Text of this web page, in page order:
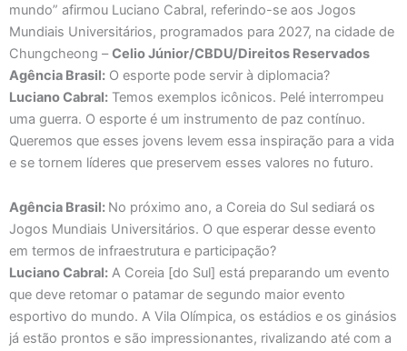
mundo” afirmou Luciano Cabral, referindo-se aos Jogos
Mundiais Universitários, programados para 2027, na cidade de
Chungcheong –Celio Júnior/CBDU/Direitos Reservados
Agência Brasil: O esporte pode servir à diplomacia?
Luciano Cabral: Temos exemplos icônicos. Pelé interrompeu
uma guerra. O esporte é um instrumento de paz contínuo.
Queremos que esses jovens levem essa inspiração para a vida
e se tornem líderes que preservem esses valores no futuro.
Agência Brasil: No próximo ano, a Coreia do Sul sediará os
Jogos Mundiais Universitários. O que esperar desse evento
em termos de infraestrutura e participação?
Luciano Cabral: A Coreia [do Sul] está preparando um evento
que deve retomar o patamar de segundo maior evento
esportivo do mundo. A Vila Olímpica, os estádios e os ginásios
já estão prontos e são impressionantes, rivalizando até com a